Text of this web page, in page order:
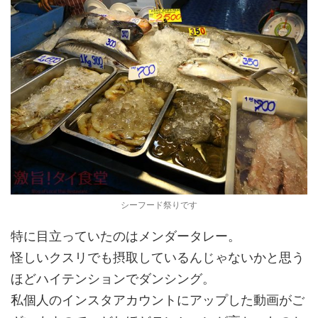
シーフード祭りです
特に目立っていたのはメンダータレー。
怪しいクスリでも摂取しているんじゃないかと思う
ほどハイテンションでダンシング。
私個人のインスタアカウントにアップした動画がご